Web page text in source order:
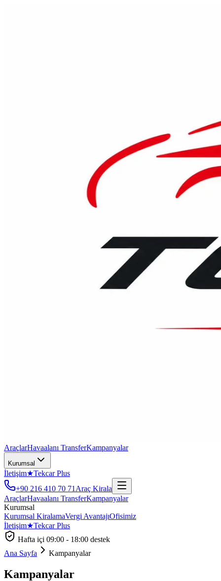
AraçlarHavaalanı TransferKampanyalar
Kurumsal
İletişim★Tekcar Plus
+90 216 410 70 71 Araç Kirala
AraçlarHavaalanı TransferKampanyalar
Kurumsal
Kurumsal KiralamaVergi AvantajıOfisimiz
İletişim★Tekcar Plus
Hafta içi 09:00 - 18:00 destek
Ana Sayfa
Kampanyalar
Kampanyalar